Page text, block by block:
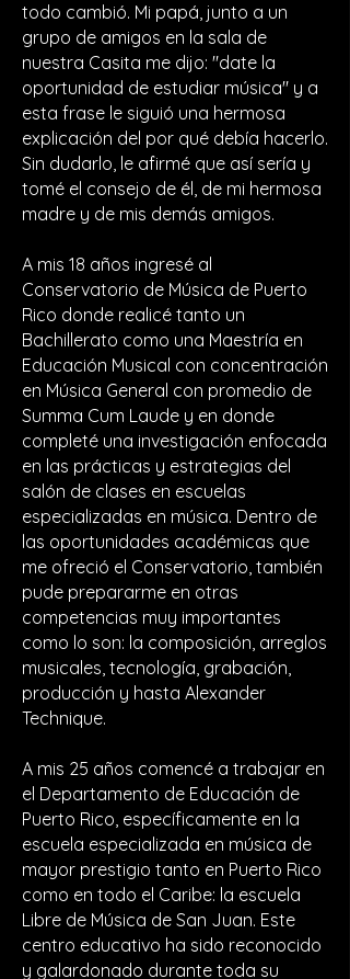
todo cambió. Mi papá, junto a un
grupo de amigos en la sala de
nuestra Casita me dijo: "date la
oportunidad de estudiar música" y a
esta frase le siguió una hermosa
explicación del por qué debía hacerlo.
Sin dudarlo, le afirmé que así sería y
tomé el consejo de él, de mi hermosa
madre y de mis demás amigos.
A mis 18 años ingresé al
Conservatorio de Música de Puerto
Rico donde realicé tanto un
Bachillerato como una Maestría en
Educación Musical con concentración
en Música General con promedio de
Summa Cum Laude y en donde
completé una investigación enfocada
en las prácticas y estrategias del
salón de clases en escuelas
especializadas en música. Dentro de
las oportunidades académicas que
me ofreció el Conservatorio, también
pude prepararme en otras
competencias muy importantes
como lo son: la composición, arreglos
musicales, tecnología, grabación,
producción y hasta Alexander
Technique.
A mis 25 años comencé a trabajar en
el Departamento de Educación de
Puerto Rico, específicamente en la
escuela especializada en música de
mayor prestigio tanto en Puerto Rico
como en todo el Caribe: la escuela
Libre de Música de San Juan. Este
centro educativo ha sido reconocido
y galardonado durante toda su